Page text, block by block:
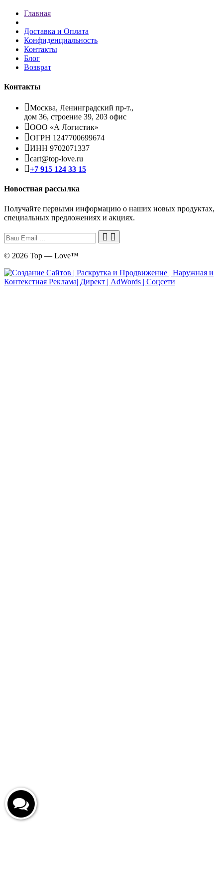
Главная
Доставка и Оплата
Конфиденциальность
Контакты
Блог
Возврат
Контакты
Москва, Ленинградский пр-т.,
дом 36, строение 39, 203 офис
ООО «А Логистик»
ОГРН 1247700699674
ИНН 9702071337
cart@top-love.ru
+7 915 124 33 15
Новостная рассылка
Получайте первыми информацию о наших новых продуктах,
специальных предложениях и акциях.
© 2026 Top — Love™